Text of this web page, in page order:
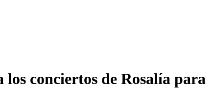
conciertos de Rosalía para